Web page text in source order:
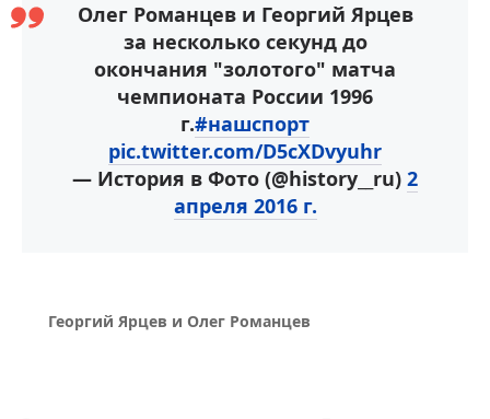
Олег Романцев и Георгий Ярцев
за несколько секунд до
окончания "золотого" матча
чемпионата России 1996
г.#нашспорт
pic.twitter.com/D5cXDvyuhr
— История в Фото (@history__ru) 2
апреля 2016 г.
Георгий Ярцев и Олег Романцев